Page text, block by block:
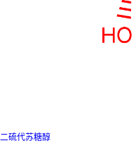
二硫代苏糖醇